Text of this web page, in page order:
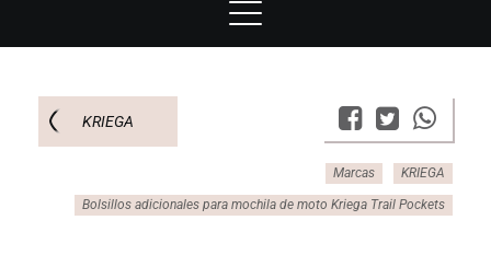
KRIEGA
Marcas KRIEGA
Bolsillos adicionales para mochila de moto Kriega Trail Pockets